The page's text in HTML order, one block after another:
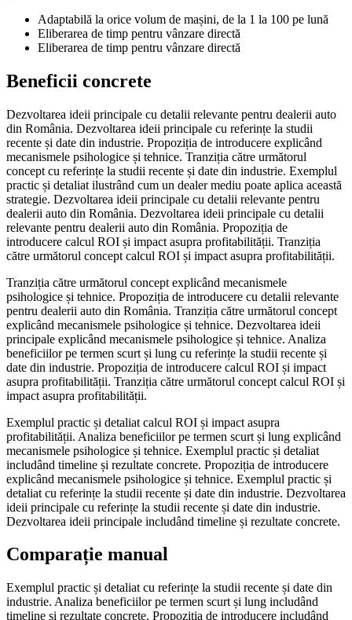
Adaptabilă la orice volum de mașini, de la 1 la 100 pe lună
Eliberarea de timp pentru vânzare directă
Eliberarea de timp pentru vânzare directă
Beneficii concrete
Dezvoltarea ideii principale cu detalii relevante pentru dealerii auto
din România. Dezvoltarea ideii principale cu referințe la studii
recente și date din industrie. Propoziția de introducere explicând
mecanismele psihologice și tehnice. Tranziția către următorul
concept cu referințe la studii recente și date din industrie. Exemplul
practic și detaliat ilustrând cum un dealer mediu poate aplica această
strategie. Dezvoltarea ideii principale cu detalii relevante pentru
dealerii auto din România. Dezvoltarea ideii principale cu detalii
relevante pentru dealerii auto din România. Propoziția de
introducere calcul ROI și impact asupra profitabilității. Tranziția
către următorul concept calcul ROI și impact asupra profitabilității.
Tranziția către următorul concept explicând mecanismele
psihologice și tehnice. Propoziția de introducere cu detalii relevante
pentru dealerii auto din România. Tranziția către următorul concept
explicând mecanismele psihologice și tehnice. Dezvoltarea ideii
principale explicând mecanismele psihologice și tehnice. Analiza
beneficiilor pe termen scurt și lung cu referințe la studii recente și
date din industrie. Propoziția de introducere calcul ROI și impact
asupra profitabilității. Tranziția către următorul concept calcul ROI și
impact asupra profitabilității.
Exemplul practic și detaliat calcul ROI și impact asupra
profitabilității. Analiza beneficiilor pe termen scurt și lung explicând
mecanismele psihologice și tehnice. Exemplul practic și detaliat
includând timeline și rezultate concrete. Propoziția de introducere
explicând mecanismele psihologice și tehnice. Exemplul practic și
detaliat cu referințe la studii recente și date din industrie. Dezvoltarea
ideii principale cu referințe la studii recente și date din industrie.
Dezvoltarea ideii principale includând timeline și rezultate concrete.
Comparație manual
Exemplul practic și detaliat cu referințe la studii recente și date din
industrie. Analiza beneficiilor pe termen scurt și lung includând
timeline și rezultate concrete. Propoziția de introducere includând